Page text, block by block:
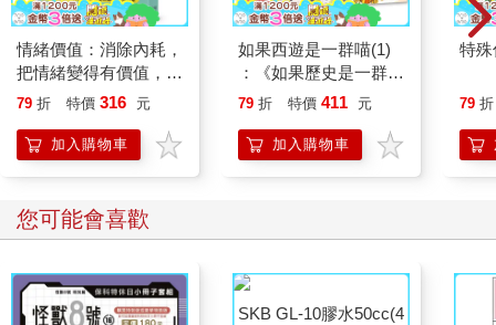
情緒價值：消除內耗，
把情緒變得有價值，跟
誰都能自在相處
79 折 特價 316 元
加入購物車
如果西遊是一群喵(1)
：《如果歷史是一群
喵》作者最新力作，附
79 折 特價 411 元
加入購物車
特
79 折
您可能會喜歡
SKB GL-10膠水50cc(4